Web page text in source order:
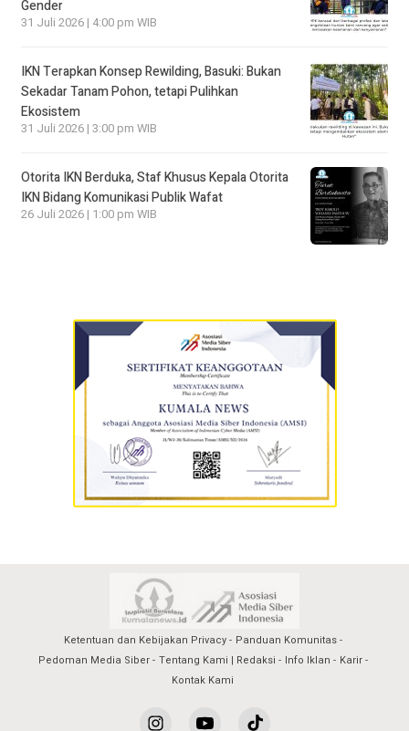
Gender
31 Juli 2026 | 4:00 pm WIB
IKN Terapkan Konsep Rewilding, Basuki: Bukan
Sekadar Tanam Pohon, tetapi Pulihkan
Ekosistem
31 Juli 2026 | 3:00 pm WIB
Otorita IKN Berduka, Staf Khusus Kepala Otorita
IKN Bidang Komunikasi Publik Wafat
26 Juli 2026 | 1:00 pm WIB
Ketentuan dan Kebijakan Privacy
Panduan Komunitas
Pedoman Media Siber
Tentang Kami | Redaksi Info Iklan
Karir
Kontak Kami